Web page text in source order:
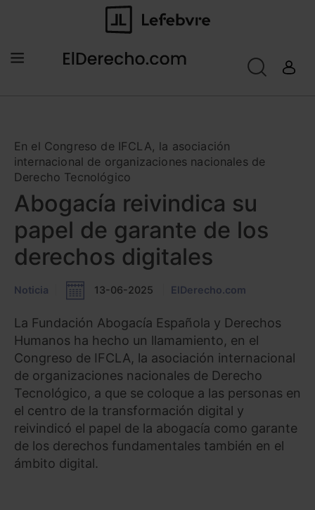
En el Congreso de IFCLA, la asociación
internacional de organizaciones nacionales de
Derecho Tecnológico
Abogacía reivindica su
papel de garante de los
derechos digitales
Noticia 13-06-2025 ElDerecho.com
La Fundación Abogacía Española y Derechos
Humanos ha hecho un llamamiento, en el
Congreso de IFCLA, la asociación internacional
de organizaciones nacionales de Derecho
Tecnológico, a que se coloque a las personas en
el centro de la transformación digital y
reivindicó el papel de la abogacía como garante
de los derechos fundamentales también en el
ámbito digital.